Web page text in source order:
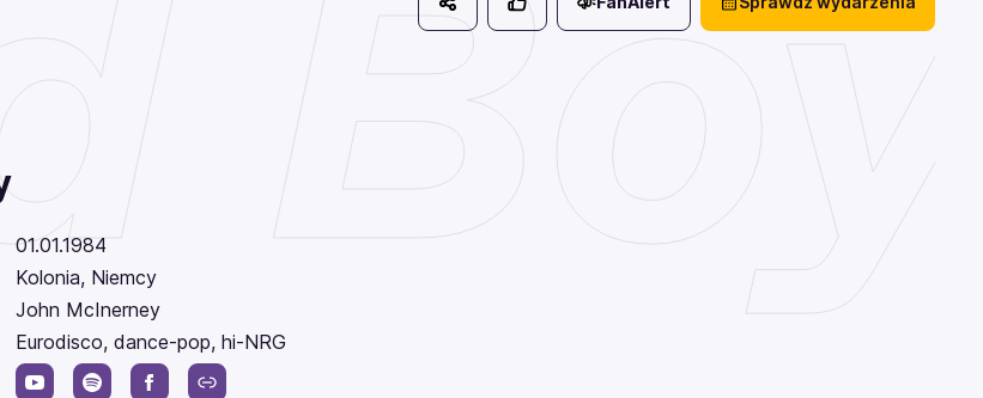
01.01.1984
Kolonia, Niemcy
John McInerney
Eurodisco, dance-pop, hi-NRG